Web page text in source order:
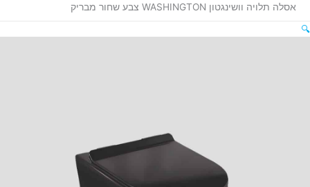
אסלה תלויה וושינגטון WASHINGTON צבע שחור מבריק
🔍